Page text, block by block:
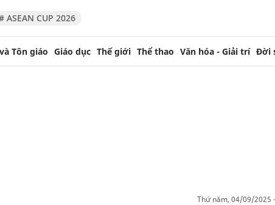
ASEAN CUP 2026
Tôn giáo Giáo dục Thế giới Thể thao Văn hóa - Giải trí Đời
thứ năm, 04/09/2025